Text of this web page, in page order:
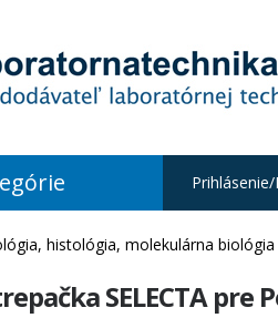
histológia, molekulárna biológia
SELECTA pre